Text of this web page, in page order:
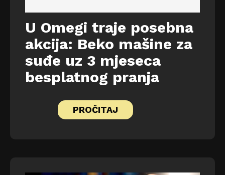
U Omegi traje posebna
akcija: Beko mašine za
suđe uz 3 mjeseca
besplatnog pranja
PROČITAJ